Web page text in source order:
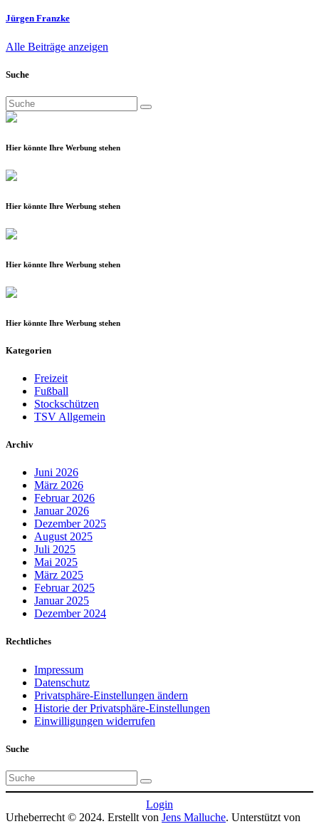
Jürgen Franzke
Alle Beiträge anzeigen
Suche
Suchen
nach:
Hier könnte Ihre Werbung stehen
Hier könnte Ihre Werbung stehen
Hier könnte Ihre Werbung stehen
Hier könnte Ihre Werbung stehen
Kategorien
Freizeit
Fußball
Stockschützen
TSV Allgemein
Archiv
Juni 2026
März 2026
Februar 2026
Januar 2026
Dezember 2025
August 2025
Juli 2025
Mai 2025
März 2025
Februar 2025
Januar 2025
Dezember 2024
Rechtliches
Impressum
Datenschutz
Privatsphäre-Einstellungen ändern
Historie der Privatsphäre-Einstellungen
Einwilligungen widerrufen
Suche
Suchen
nach:
Login
Urheberrecht © 2024. Erstellt von Jens Malluche. Unterstützt von